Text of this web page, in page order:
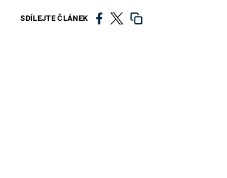
SDÍLEJTE ČLÁNEK